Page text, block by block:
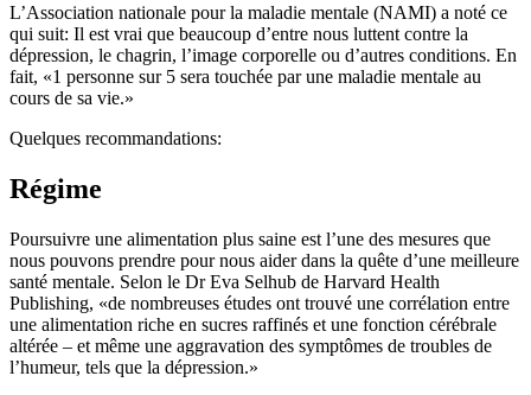
L’Association nationale pour la maladie mentale (NAMI) a noté ce
qui suit: Il est vrai que beaucoup d’entre nous luttent contre la
dépression, le chagrin, l’image corporelle ou d’autres conditions. En
fait, «1 personne sur 5 sera touchée par une maladie mentale au
cours de sa vie.»
Quelques recommandations:
Régime
Poursuivre une alimentation plus saine est l’une des mesures que
nous pouvons prendre pour nous aider dans la quête d’une meilleure
santé mentale. Selon le Dr Eva Selhub de Harvard Health
Publishing, «de nombreuses études ont trouvé une corrélation entre
une alimentation riche en sucres raffinés et une fonction cérébrale
altérée – et même une aggravation des symptômes de troubles de
l’humeur, tels que la dépression.»